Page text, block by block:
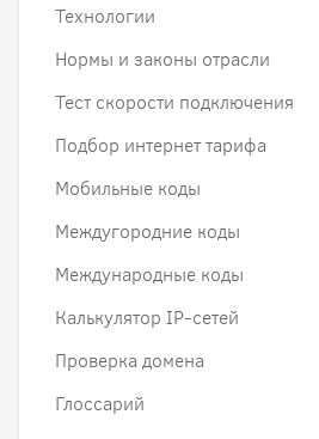
Технологии
Нормы и законы отрасли
Тест скорости подключения
Подбор интернет тарифа
Мобильные коды
Междугородние коды
Международные коды
Калькулятор IP-сетей
Проверка домена
Глоссарий